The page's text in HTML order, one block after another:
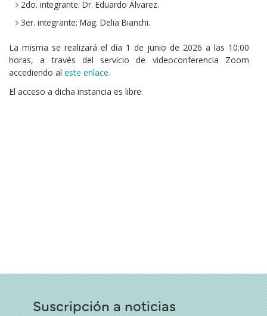
2do. integrante: Dr. Eduardo Álvarez.
3er. integrante: Mag. Delia Bianchi.
La misma se realizará el día 1 de junio de 2026 a las 10:00
horas, a través del servicio de videoconferencia Zoom
accediendo al este enlace.
El acceso a dicha instancia es libre.
Suscripción a noticias